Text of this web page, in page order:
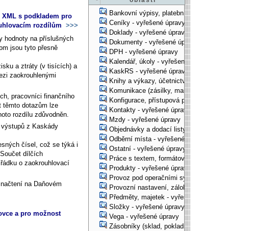
Bankovní výpisy, platební příkazy - vyřešené úpravy
Ceníky - vyřešené úpravy
Doklady - vyřešené úpravy
Dokumenty - vyřešené úpravy
DPH - vyřešené úpravy
Kalendář, úkoly - vyřešené úpravy
KaskRS - vyřešené úpravy
Knihy a výkazy, účetnictví - vyřešené úpravy
Komunikace (zásilky, mail-systém, ...) - vyřešené úpravy
Konfigurace, přístupová práva, ... - vyřešené úpravy
Kontakty - vyřešené úpravy
Mzdy - vyřešené úpravy
Objednávky a dodací listy - vyřešené úpravy
Odběrní místa - vyřešené úpravy
Ostatní - vyřešené úpravy
Práce s textem, formátování, ... - vyřešené úpravy
Produkty - vyřešené úpravy
Provoz pod operačními systémy, technologické věci -
Provozní nastavení, zálohování, instalace, ... -
Předměty, majetek - vyřešené úpravy
Složky - vyřešené úpravy
Vega - vyřešené úpravy
Zásobníky (sklad, pokladna, bank. účet) - vyřešené
s podkladem pro
rozdílům
>>>
hodnoty na příslušných
jsou tyto přesně
a ztráty (v tisících) a
zaokrouhlenými
pracovníci finančního
těmto dotazům lze
rozdílu zdůvodněn.
z Kaskády
čísel, což se týká i
dílčích
o zaokrouhlovací
na Daňovém
a pro možnost